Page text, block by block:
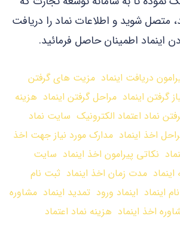
متصل شوید و اطلاعات نماد را دریافت
اینماد اطمینان حاصل فرمائید.
دریافت اینماد مزیت های گرفتن
گرفتن اینماد مراحل گرفتن اینماد هزینه
نماد اعتماد الکترونیک سایت نماد
اخذ اینماد مدارک مورد نیاز جهت اخذ
نکاتی پیرامون اخذ اینماد سایت
مدت زمان اخذ اینماد ثبت نام
اینماد اینماد ورود تمدید اینماد مشاوره
اخذ اینماد هزینه نماد اعتماد